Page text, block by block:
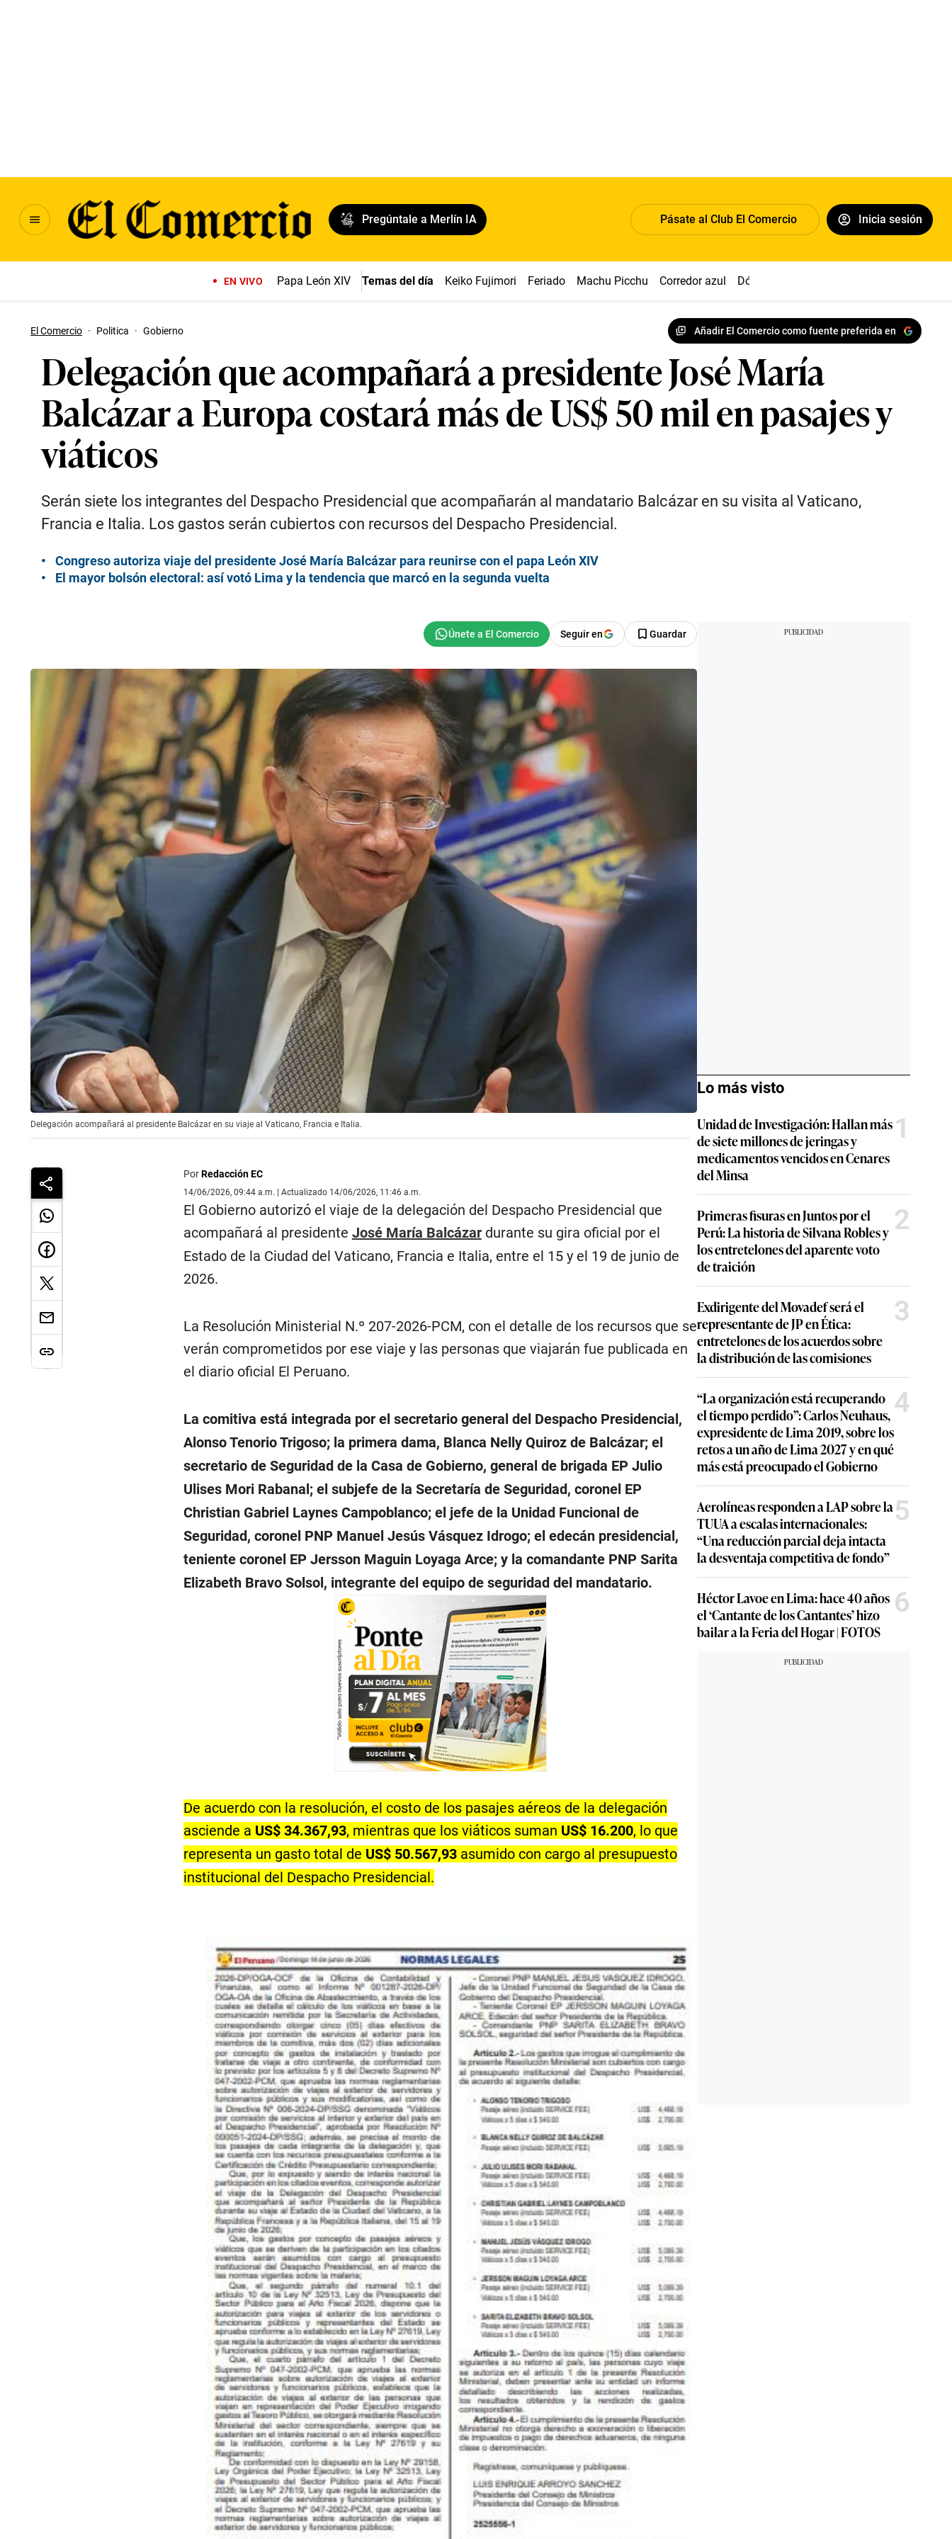
Pregúntale a Merlín IA Pásate al Club El Comercio Inicia sesión
EN VIVO Papa León XIV Temas del día Keiko Fujimori Feriado Machu Picchu Corredor azul Dólar
El Comercio · Politica · Gobierno Añadir El Comercio como fuente preferida en
Delegación que acompañará a presidente José María
Balcázar a Europa costará más de US$ 50 mil en pasajes y
viáticos
Serán siete los integrantes del Despacho Presidencial que acompañarán al mandatario Balcázar en su visita al Vaticano,
Francia e Italia. Los gastos serán cubiertos con recursos del Despacho Presidencial.
Congreso autoriza viaje del presidente José María Balcázar para reunirse con el papa León XIV
El mayor bolsón electoral: así votó Lima y la tendencia que marcó en la segunda vuelta
Seguir en Guardar
Delegación acompañará al presidente Balcázar en su viaje al Vaticano, Francia e Italia.
PorRedacción EC
14/06/2026, 09:44 a.m. | Actualizado 14/06/2026, 11:46 a.m.
El Gobierno autorizó el viaje de la delegación del Despacho Presidencial que
acompañará al presidente José María Balcázardurante su gira oficial por el
Estado de la Ciudad del Vaticano, Francia e Italia, entre el 15 y el 19 de junio de
2026.
La Resolución Ministerial N.º 207-2026-PCM, con el detalle de los recursos que se
verán comprometidos por ese viaje y las personas que viajarán fue publicada en
el diario oficial El Peruano.
La comitiva está integrada por el secretario general del Despacho Presidencial,
Alonso Tenorio Trigoso; la primera dama, Blanca Nelly Quiroz de Balcázar; el
secretario de Seguridad de la Casa de Gobierno, general de brigada EP Julio
Ulises Mori Rabanal; el subjefe de la Secretaría de Seguridad, coronel EP
Christian Gabriel Laynes Campoblanco; el jefe de la Unidad Funcional de
Seguridad, coronel PNP Manuel Jesús Vásquez Idrogo; el edecán presidencial,
teniente coronel EP Jersson Maguin Loyaga Arce; y la comandante PNP Sarita
Elizabeth Bravo Solsol, integrante del equipo de seguridad del mandatario.
De acuerdo con la resolución, el costo de los pasajes aéreos de la delegación
asciende a US$ 34.367,93, mientras que los viáticos suman US$ 16.200, lo que
representa un gasto total de US$ 50.567,93asumido con cargo al presupuesto
institucional del Despacho Presidencial.
Lo más visto
Unidad de Investigación: Hallan más
de siete millones de jeringas y
medicamentos vencidos en Cenares
del Minsa
1
Primeras fisuras en Juntos por el
Perú: La historia de Silvana Robles y
los entretelones del aparente voto
de traición
2
Exdirigente del Movadef será el
representante de JP en Ética:
entretelones de los acuerdos sobre
la distribución de las comisiones
3
“La organización está recuperando
el tiempo perdido”: Carlos Neuhaus,
expresidente de Lima 2019, sobre los
retos a un año de Lima 2027 y en qué
más está preocupado el Gobierno
4
Aerolíneas responden a LAP sobre la
TUUA a escalas internacionales:
“Una reducción parcial deja intacta
la desventaja competitiva de fondo”
5
Héctor Lavoe en Lima: hace 40 años
el ‘Cantante de los Cantantes’ hizo
bailar a la Feria del Hogar | FOTOS
6